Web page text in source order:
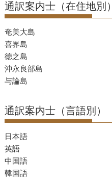
通訳案内士（在住地別）
奄美大島
喜界島
徳之島
沖永良部島
与論島
通訳案内士（言語別）
日本語
英語
中国語
韓国語